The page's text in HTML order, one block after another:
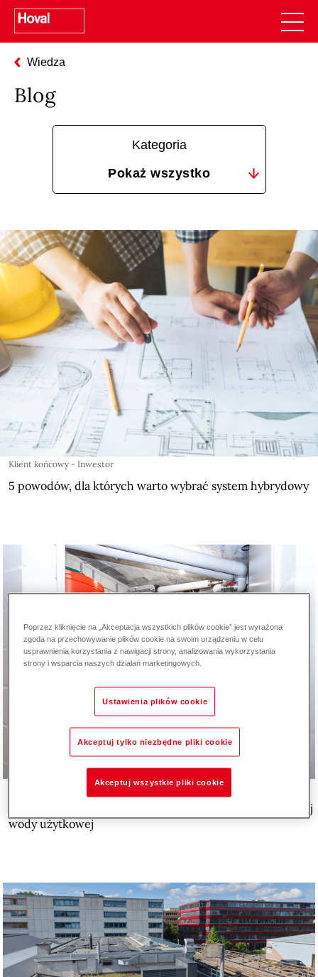
Wiedza
Blog
Kategoria
Klient końcowy - Inwestor
5 powodów, dla których warto wybrać system hybrydowy
Jak działają systemy natychmiastowego przepływu ciepłej
wody użytkowej
Poprzez kliknięcie na „Akceptacja wszystkich plików cookie” jest wyrażona
zgoda na przechowywanie plików cookie na swoim urządzeniu w celu
usprawnienia korzystania z nawigacji strony, analizowania wykorzystania
strony i wsparcia naszych działań marketingowych.
Ustawienia plików cookie
Akceptuj tylko niezbędne pliki cookie
Akceptuj wszystkie pliki cookie